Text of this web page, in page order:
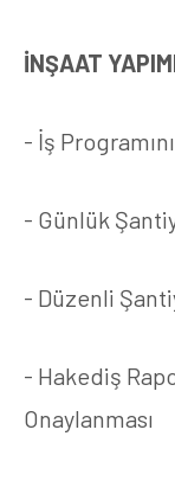
İNŞAAT
- İş
- Günlük
- Düzenli
- Hakediş
Onaylanması